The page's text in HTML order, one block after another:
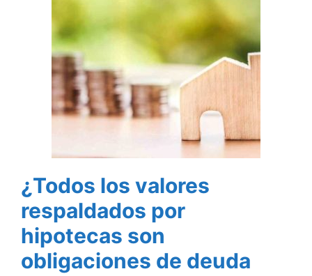
¿Todos los valores
respaldados por
hipotecas son
obligaciones de deuda